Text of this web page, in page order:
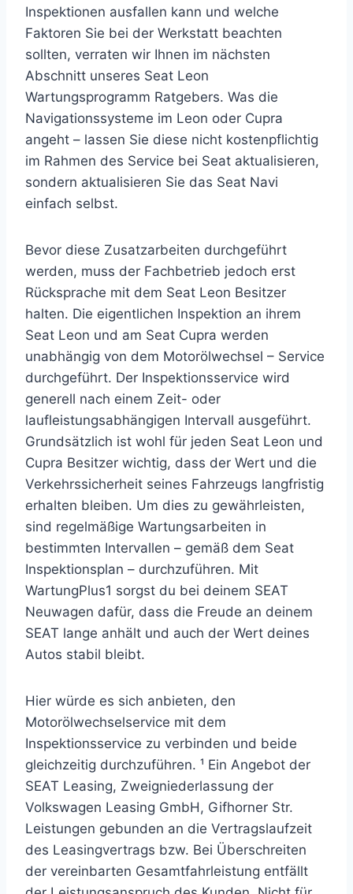
Inspektionen ausfallen kann und welche
Faktoren Sie bei der Werkstatt beachten
sollten, verraten wir Ihnen im nächsten
Abschnitt unseres Seat Leon
Wartungsprogramm Ratgebers. Was die
Navigationssysteme im Leon oder Cupra
angeht – lassen Sie diese nicht kostenpflichtig
im Rahmen des Service bei Seat aktualisieren,
sondern aktualisieren Sie das Seat Navi
einfach selbst.
Bevor diese Zusatzarbeiten durchgeführt
werden, muss der Fachbetrieb jedoch erst
Rücksprache mit dem Seat Leon Besitzer
halten. Die eigentlichen Inspektion an ihrem
Seat Leon und am Seat Cupra werden
unabhängig von dem Motorölwechsel – Service
durchgeführt. Der Inspektionsservice wird
generell nach einem Zeit- oder
laufleistungsabhängigen Intervall ausgeführt.
Grundsätzlich ist wohl für jeden Seat Leon und
Cupra Besitzer wichtig, dass der Wert und die
Verkehrssicherheit seines Fahrzeugs langfristig
erhalten bleiben. Um dies zu gewährleisten,
sind regelmäßige Wartungsarbeiten in
bestimmten Intervallen – gemäß dem Seat
Inspektionsplan – durchzuführen. Mit
WartungPlus1 sorgst du bei deinem SEAT
Neuwagen dafür, dass die Freude an deinem
SEAT lange anhält und auch der Wert deines
Autos stabil bleibt.
Hier würde es sich anbieten, den
Motorölwechselservice mit dem
Inspektionsservice zu verbinden und beide
gleichzeitig durchzuführen. ¹ Ein Angebot der
SEAT Leasing, Zweigniederlassung der
Volkswagen Leasing GmbH, Gifhorner Str.
Leistungen gebunden an die Vertragslaufzeit
des Leasingvertrags bzw. Bei Überschreiten
der vereinbarten Gesamtfahrleistung entfällt